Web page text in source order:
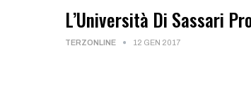
L’Università Di Sassari
TERZONLINE 12 GEN 2017